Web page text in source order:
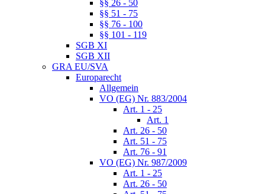
§§ 26 - 50
§§ 51 - 75
§§ 76 - 100
§§ 101 - 119
SGB XI
SGB XII
GRA EU/SVA
Europarecht
Allgemein
VO (EG) Nr. 883/2004
Art. 1 - 25
Art. 1
Art. 26 - 50
Art. 51 - 75
Art. 76 - 91
VO (EG) Nr. 987/2009
Art. 1 - 25
Art. 26 - 50